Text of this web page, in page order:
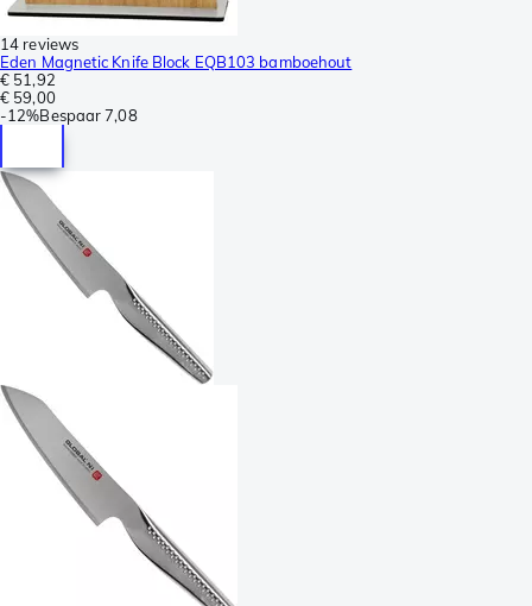
14 reviews
Eden Magnetic Knife Block EQB103 bamboehout
€ 51,92
€ 59,00
-12%Bespaar 7,08